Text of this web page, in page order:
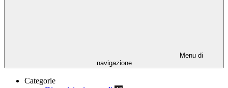
Menu di
navigazione
Categorie